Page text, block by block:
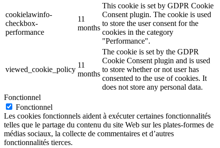
cookielawinfo-
checkbox-
performance
11
months
This cookie is set by GDPR Cookie
Consent plugin. The cookie is used
to store the user consent for the
cookies in the category
"Performance".
viewed_cookie_policy
11
months
The cookie is set by the GDPR
Cookie Consent plugin and is used
to store whether or not user has
consented to the use of cookies. It
does not store any personal data.
Fonctionnel
Fonctionnel
Les cookies fonctionnels aident à exécuter certaines fonctionnalités
telles que le partage du contenu du site Web sur les plates-formes de
médias sociaux, la collecte de commentaires et d’autres
fonctionnalités tierces.